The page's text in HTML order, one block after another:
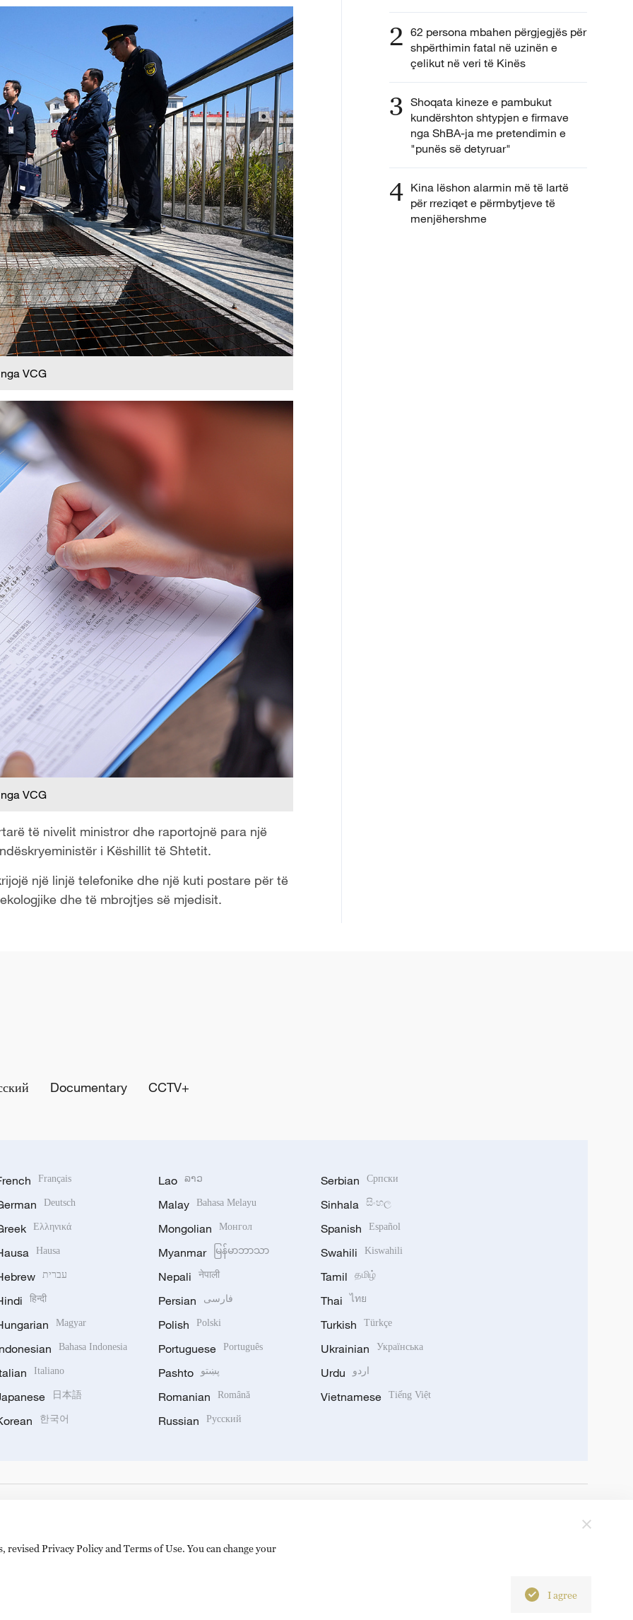
VCG
VCG
të nivelit ministror dhe raportojnë para një
i Këshillit të Shtetit.
një linjë telefonike dhe një kuti postare për të
dhe të mbrojtjes së mjedisit.
2 62 persona mbahen përgjegjës për
shpërthimin fatal në uzinën e
çelikut në veri të Kinës
3 Shoqata kineze e pambukut
kundërshton shtypjen e firmave
nga ShBA-ja me pretendimin e
"punës së detyruar"
4 Kina lëshon alarmin më të lartë
për rreziqet e përmbytjeve të
menjëhershme
Documentary CCTV+
Français
Deutsch
Ελληνικά
Hausa
עברית
हिन्दी
Magyar
Bahasa Indonesia
Italiano
日本語
한국어
Lao ລາວ
Malay Bahasa Melayu
Mongolian Монгол
Myanmar မြန်မာဘာသာ
Nepali नेपाली
Persian فارسی
Polish Polski
Portuguese Português
Pashto پښتو
Romanian Română
Russian Русский
Serbian Српски
Sinhala සිංහල
Spanish Español
Swahili Kiswahili
Tamil தமிழ்
Thai ไทย
Turkish Türkçe
Ukrainian Українська
Urdu اردو
Vietnamese Tiếng Việt
Privacy Policy and Terms of Use. You can change your
I agree